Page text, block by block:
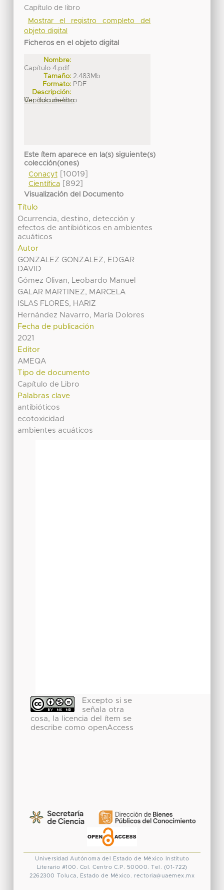
Capítulo de libro
Mostrar el registro completo del
objeto digital
Ficheros en el objeto digital
Nombre:
Capítulo 4.pdf
Tamaño: 2.483Mb
Formato: PDF
Descripción:
Capítulo de libro
Ver documento
Este ítem aparece en la(s) siguiente(s)
colección(ones)
Conacyt[10019]
Científica[892]
Visualización del Documento
Título
Ocurrencia, destino, detección y
efectos de antibióticos en ambientes
acuáticos
Autor
GONZALEZ GONZALEZ, EDGAR
DAVID
Gómez Olivan, Leobardo Manuel
GALAR MARTINEZ, MARCELA
ISLAS FLORES, HARIZ
Hernández Navarro, María Dolores
Fecha de publicación
2021
Editor
AMEQA
Tipo de documento
Capítulo de Libro
Palabras clave
antibióticos
ecotoxicidad
ambientes acuáticos
Excepto si se
señala otra
cosa, la licencia del ítem se
describe como openAccess
Universidad Autónoma del Estado de México
Instituto
Literario #100. Col. Centro C.P. 50000. Tel. (01-722)
2262300 Toluca, Estado de México. rectoria@uaemex.mx